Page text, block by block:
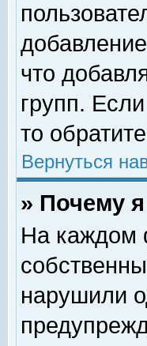
что
групп.
то
Вернуться
» Почему
На каждом
нарушили